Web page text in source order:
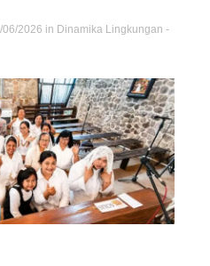
06/2026 in Dinamika Lingkungan -